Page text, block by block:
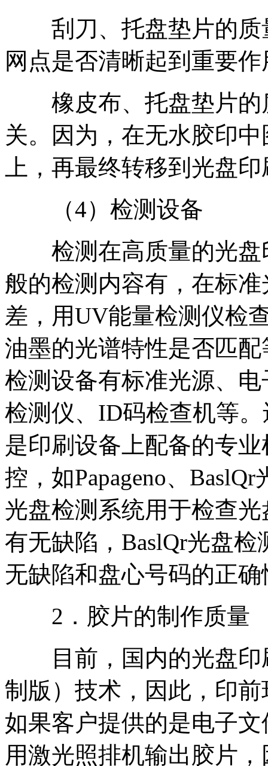
刮刀、托盘垫片的质
网点是否清晰起到重要
橡皮布、托盘垫片的
关。因为，在无水胶印
上，再最终转移到光盘
（4）检测设备
检测在高质量的光盘
般的检测内容有，在标
差，用UV能量检测仪检
油墨的光谱特性是否匹
检测设备有标准光源、
检测仪、ID码检查机等
是印刷设备上配备的专
控，如Papageno、
光盘检测系统用于检查
有无缺陷，BaslQr光盘
无缺陷和盘心号码的正
2．胶片的制作质量
目前，国内的光盘印
制版）技术，因此，印
如果客户提供的是电子
用激光照排机输出胶片